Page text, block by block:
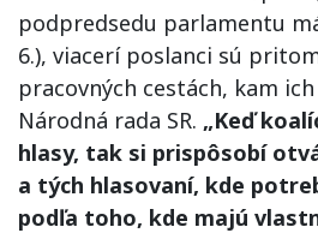
podpredsedu parlamentu
6.), viacerí poslanci sú
pracovných cestách, kam
Národná rada SR. „Keď
hlasy, tak si prispôsobí
a tých hlasovaní, kde
podľa toho, kde majú